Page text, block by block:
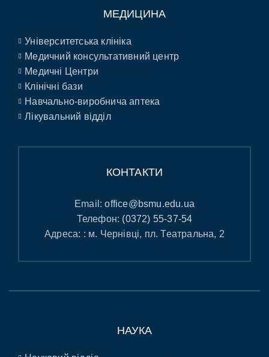
МЕДИЦИНА
Університетська клініка
Медичний консультативний центр
Медичні Центри
Клінічні бази
Навчально-виробнича аптека
Лікувальний відділ
КОНТАКТИ
Email:office@bsmu.edu.ua
Телефон: (0372) 55-37-54
Адреса: : м. Чернівці, пл. Театральна, 2
НАУКА